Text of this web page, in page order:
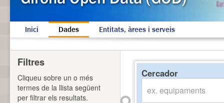
Inici Dades Entitats, àrees i serveis
Cercador
Filtres
Cliqueu sobre un o més
termes de la llista següent
per filtrar els resultats.